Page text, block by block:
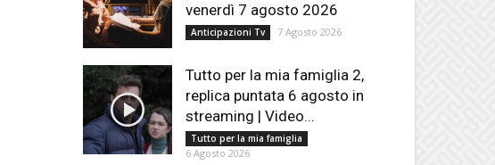
venerdì 7 agosto 2026
Anticipazioni Tv 7 Agosto 2026
Tutto per la mia famiglia 2,
replica puntata 6 agosto in
streaming | Video...
Tutto per la mia famiglia
6 Agosto 2026